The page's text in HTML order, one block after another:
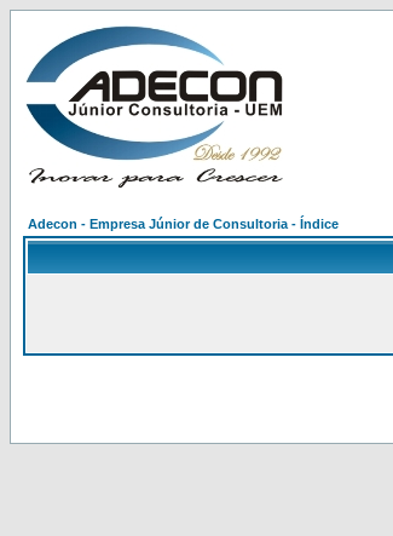
Adecon - Empresa Júnior de Consultoria - Índice